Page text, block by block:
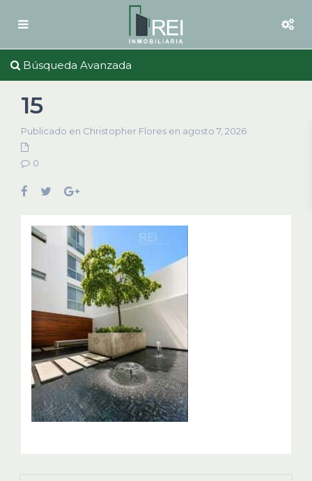
Búsqueda Avanzada
15
Publicado en Christopher Flores en agosto 7, 2026
0